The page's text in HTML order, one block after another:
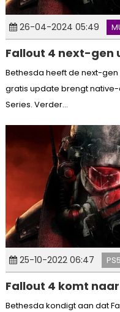
26-04-2024 05:49
Fallout 4 next-gen
Bethesda heeft de next-
gratis update brengt
Series. Verder...
25-10-2022 06:47 PS5
Fallout 4 komt naar
Bethesda kondigt aan dat